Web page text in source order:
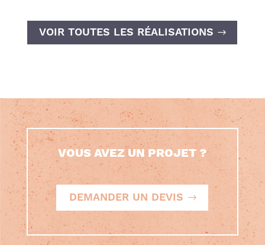
VOIR TOUTES LES RÉALISATIONS
VOUS AVEZ UN PROJET ?
DEMANDER UN DEVIS